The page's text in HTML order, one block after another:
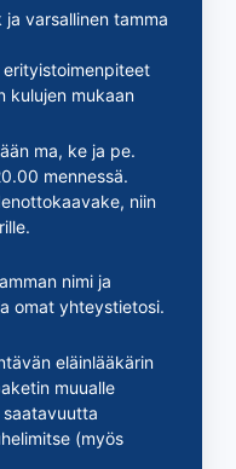
varsallinen tamma
erityistoimenpiteet
kulujen mukaan
ma, ke ja pe.
mennessä.
niin
nimi ja
omat yhteystietosi.
eläinlääkärin
muualle
saatavuutta
(myös